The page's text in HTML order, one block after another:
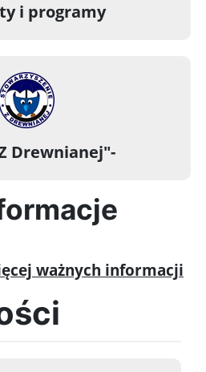
i programy
Drewnianej"-
ważnych informacji